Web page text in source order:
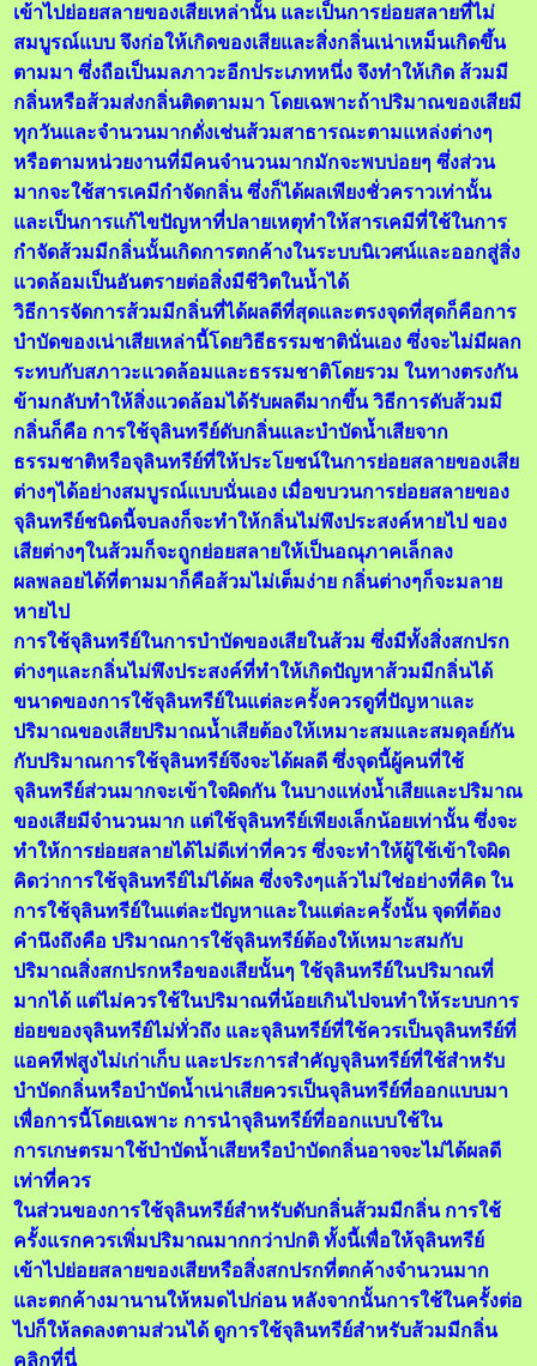
เข้าไปย่อยสลายของเสียเหล่านั้น และเป็นการย่อยสลายที่ไม่
สมบูรณ์แบบ จึงก่อให้เกิดของเสียและสิ่งกลิ่นเน่าเหม็นเกิดขึ้น
ตามมา ซึ่งถือเป็นมลภาวะอีกประเภทหนึ่ง จึงทำให้เกิด ส้วมมี
กลิ่นหรือส้วมส่งกลิ่นติดตามมา โดยเฉพาะถ้าปริมาณของเสียมี
ทุกวันและจำนวนมากดั่งเช่นส้วมสาธารณะตามแหล่งต่างๆ
หรือตามหน่วยงานที่มีคนจำนวนมากมักจะพบบ่อยๆ ซึ่งส่วน
มากจะใช้สารเคมีกำจัดกลิ่น ซึ่งก็ได้ผลเพียงชั่วคราวเท่านั้น
และเป็นการแก้ไขปัญหาที่ปลายเหตุทำให้สารเคมีที่ใช้ในการ
กำจัดส้วมมีกลิ่นนั้นเกิดการตกค้างในระบบนิเวศน์และออกสู่สิ่ง
แวดล้อมเป็นอันตรายต่อสิ่งมีชีวิตในน้ำได้
วิธีการจัดการส้วมมีกลิ่นที่ได้ผลดีที่สุดและตรงจุดที่สุดก็คือการ
บำบัดของเน่าเสียเหล่านี้โดยวิธีธรรมชาตินั่นเอง ซึ่งจะไม่มีผลก
ระทบกับสภาวะแวดล้อมและธรรมชาติโดยรวม ในทางตรงกัน
ข้ามกลับทำให้สิ่งแวดล้อมได้รับผลดีมากขึ้น วิธีการดับส้วมมี
กลิ่นก็คือ การใช้จุลินทรีย์ดับกลิ่นและบำบัดน้ำเสียจาก
ธรรมชาติหรือจุลินทรีย์ที่ให้ประโยชน์ในการย่อยสลายของเสีย
ต่างๆได้อย่างสมบูรณ์แบบนั่นเอง เมื่อขบวนการย่อยสลายของ
จุลินทรีย์ชนิดนี้จบลงก็จะทำให้กลิ่นไม่พึงประสงค์หายไป ของ
เสียต่างๆในส้วมก็จะถูกย่อยสลายให้เป็นอณุภาคเล็กลง
ผลพลอยได้ที่ตามมาก็คือส้วมไม่เต็มง่าย กลิ่นต่างๆก็จะมลาย
หายไป
การใช้จุลินทรีย์ในการบำบัดของเสียในส้วม ซึ่งมีทั้งสิ่งสกปรก
ต่างๆและกลิ่นไม่พึงประสงค์ที่ทำให้เกิดปัญหาส้วมมีกลิ่นได้
ขนาดของการใช้จุลินทรีย์ในแต่ละครั้งควรดูที่ปัญหาและ
ปริมาณของเสียปริมาณน้ำเสียต้องให้เหมาะสมและสมดุลย์กัน
กับปริมาณการใช้จุลินทรีย์จึงจะได้ผลดี ซึ่งจุดนี้ผู้คนที่ใช้
จุลินทรีย์ส่วนมากจะเข้าใจผิดกัน ในบางแห่งน้ำเสียและปริมาณ
ของเสียมีจำนวนมาก แต่ใช้จุลินทรีย์เพียงเล็กน้อยเท่านั้น ซึ่งจะ
ทำให้การย่อยสลายได้ไม่ดีเท่าที่ควร ซึ่งจะทำให้ผู้ใช้เข้าใจผิด
คิดว่าการใช้จุลินทรีย์ไม่ได้ผล ซึ่งจริงๆแล้วไม่ใช่อย่างที่คิด ใน
การใช้จุลินทรีย์ในแต่ละปัญหาและในแต่ละครั้งนั้น จุดที่ต้อง
คำนึงถึงคือ ปริมาณการใช้จุลินทรีย์ต้องให้เหมาะสมกับ
ปริมาณสิ่งสกปรกหรือของเสียนั้นๆ ใช้จุลินทรีย์ในปริมาณที่
มากได้ แต่ไม่ควรใช้ในปริมาณที่น้อยเกินไปจนทำให้ระบบการ
ย่อยของจุลินทรีย์ไม่ทั่วถึง และจุลินทรีย์ที่ใช้ควรเป็นจุลินทรีย์ที่
แอคทีฟสูงไม่เก่าเก็บ และประการสำคัญจุลินทรีย์ที่ใช้สำหรับ
บำบัดกลิ่นหรือบำบัดน้ำเน่าเสียควรเป็นจุลินทรีย์ที่ออกแบบมา
เพื่อการนี้โดยเฉพาะ การนำจุลินทรีย์ที่ออกแบบใช้ใน
การเกษตรมาใช้บำบัดน้ำเสียหรือบำบัดกลิ่นอาจจะไม่ได้ผลดี
เท่าที่ควร
ในส่วนของการใช้จุลินทรีย์สำหรับดับกลิ่นส้วมมีกลิ่น การใช้
ครั้งแรกควรเพิ่มปริมาณมากกว่าปกติ ทั้งนี้เพื่อให้จุลินทรีย์
เข้าไปย่อยสลายของเสียหรือสิ่งสกปรกที่ตกค้างจำนวนมาก
และตกค้างมานานให้หมดไปก่อน หลังจากนั้นการใช้ในครั้งต่อ
ไปก็ให้ลดลงตามส่วนได้ ดูการใช้จุลินทรีย์สำหรับส้วมมีกลิ่น
คลิกที่นี่